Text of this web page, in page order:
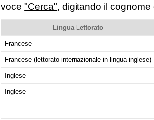
voce"Cerca", digitando il
Lingua Lettorato
Francese
Francese (lettorato internazionale in lingua inglese)
Inglese
Inglese